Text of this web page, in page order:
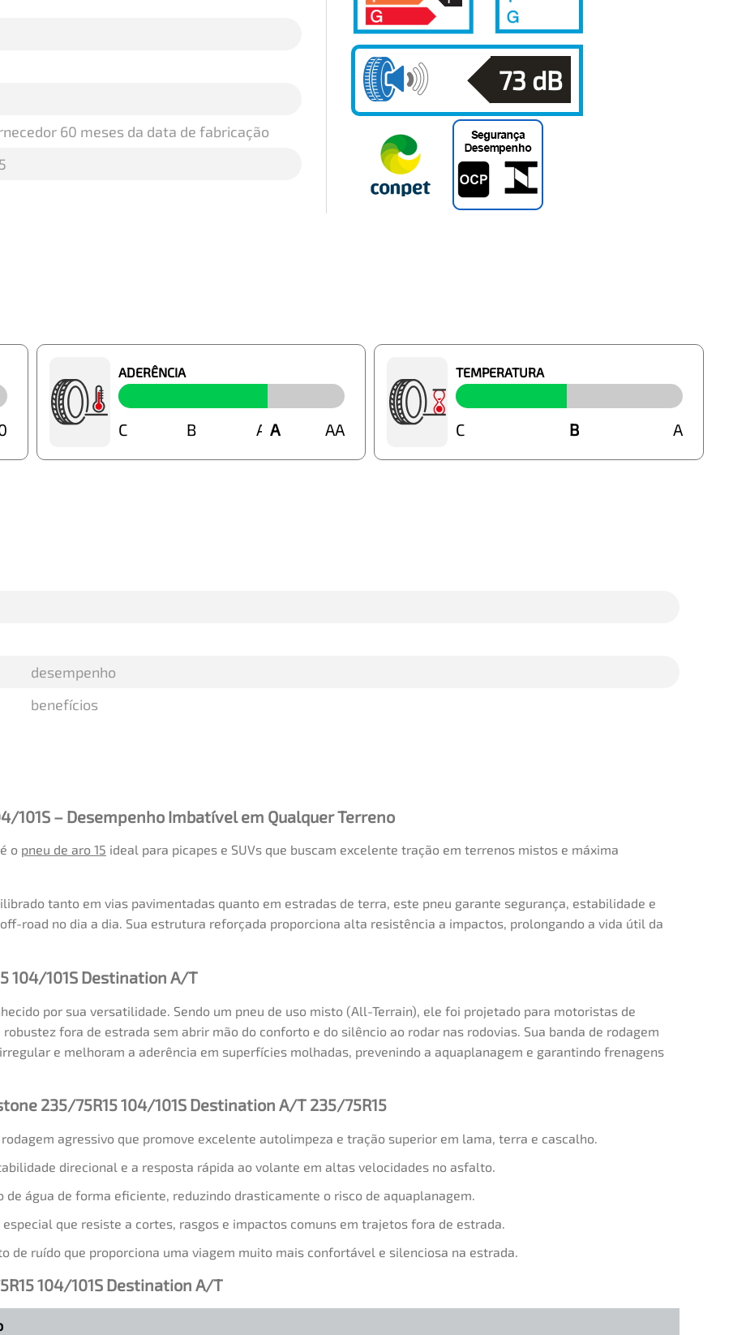
60 meses da data de fabricação
73 dB
ADERÊNCIA
A
C B A AA
TEMPERATURA
B
C B A
desempenho
benefícios
101S – Desempenho Imbatível em Qualquer Terreno
o pneu de aro 15 ideal para picapes e SUVs que buscam excelente tração em terrenos mistos e máxima
tanto em vias pavimentadas quanto em estradas de terra, este pneu garante segurança, estabilidade e
road no dia a dia. Sua estrutura reforçada proporciona alta resistência a impactos, prolongando a vida útil da
104/101S Destination A/T
por sua versatilidade. Sendo um pneu de uso misto (All-Terrain), ele foi projetado para motoristas de
fora de estrada sem abrir mão do conforto e do silêncio ao rodar nas rodovias. Sua banda de rodagem
e melhoram a aderência em superfícies molhadas, prevenindo a aquaplanagem e garantindo frenagens
235/75R15 104/101S Destination A/T 235/75R15
rodagem agressivo que promove excelente autolimpeza e tração superior em lama, terra e cascalho.
direcional e a resposta rápida ao volante em altas velocidades no asfalto.
de água de forma eficiente, reduzindo drasticamente o risco de aquaplanagem.
que resiste a cortes, rasgos e impactos comuns em trajetos fora de estrada.
de ruído que proporciona uma viagem muito mais confortável e silenciosa na estrada.
104/101S Destination A/T